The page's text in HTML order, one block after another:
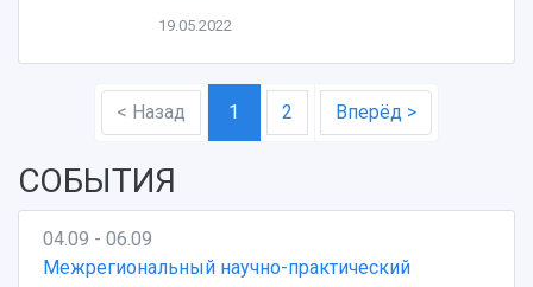
19.05.2022
< Назад 1 2 Вперёд >
СОБЫТИЯ
04.09 - 06.09
Межрегиональный научно-практический